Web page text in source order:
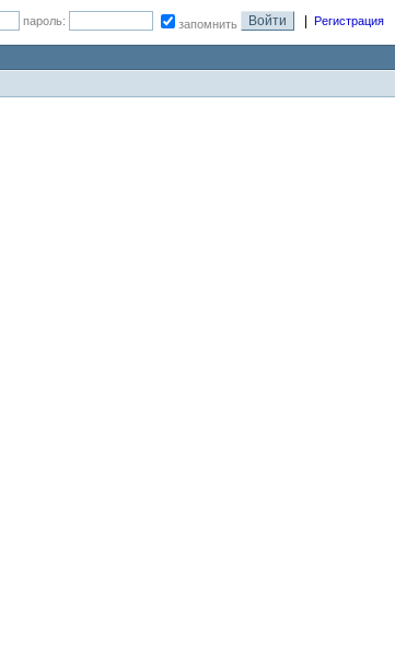
пароль: запомнить Регистрация